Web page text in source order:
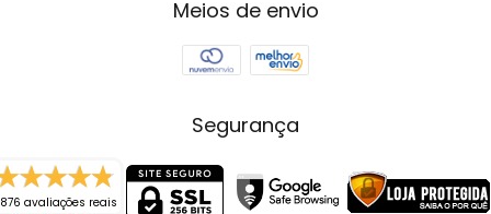
Meios de envio
Segurança
avaliações reais